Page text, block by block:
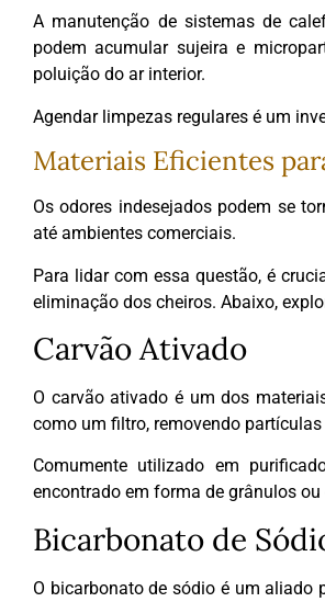
A manutenção de sistemas de
podem acumular sujeira e
poluição do ar interior.
Agendar limpezas regulares é um
Materiais Eficientes
Os odores indesejados podem se
até ambientes comerciais.
Para lidar com essa questão, é
eliminação dos cheiros. Abaixo,
Carvão Ativado
O carvão ativado é um dos
como um filtro, removendo
Comumente utilizado em
encontrado em forma de grânulos
Bicarbonato de
O bicarbonato de sódio é um aliado